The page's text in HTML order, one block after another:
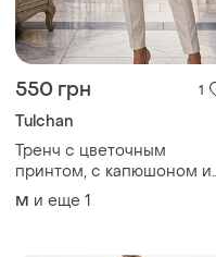
550 грн 1
Tulchan
Тренч с цветочным
принтом, с капюшоном и
карманами бренда tulchan.
замеры:пог-51 см, длина
M и еще 1